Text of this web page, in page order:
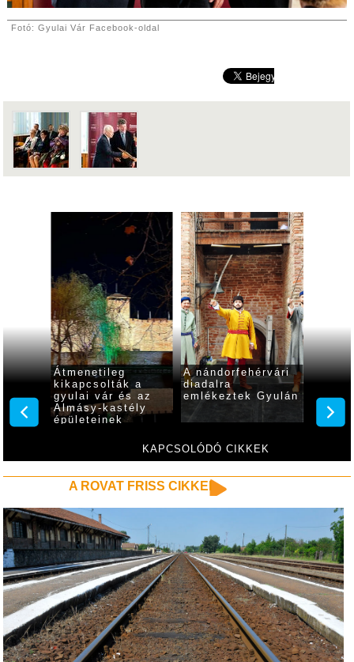
Fotó: Gyulai Vár Facebook-oldal
KAPCSOLÓDÓ CIKKEK
vár
Átmenetileg
kikapcsolták a
gyulai vár és az
Almásy-kastély
épületeinek
A nándorfehérvári
diadalra
emlékeztek Gyulán
A
A ROVAT FRISS CIKKEI